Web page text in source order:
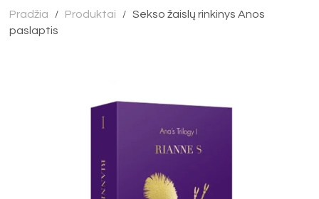
Pradžia / Produktai /
Sekso žaislų rinkinys Anos
paslaptis